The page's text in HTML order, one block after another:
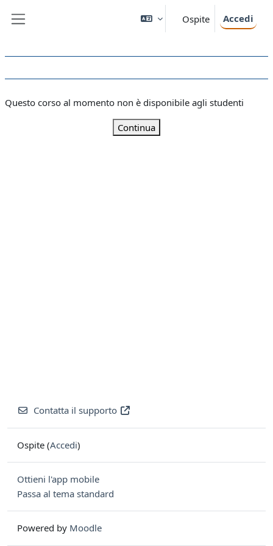
Ospite Accedi
Questo corso al momento non è disponibile agli studenti
Continua
Contatta il supporto
Ospite (Accedi)
Ottieni l'app mobile
Passa al tema standard
Powered by Moodle